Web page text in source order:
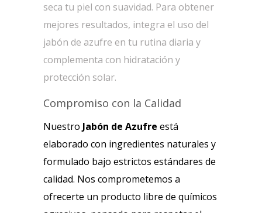
seca tu piel con suavidad. Para obtener
mejores resultados, integra el uso del
jabón de azufre en tu rutina diaria y
complementa con hidratación y
protección solar.
Compromiso con la Calidad
Nuestro Jabón de Azufre está
elaborado con ingredientes naturales y
formulado bajo estrictos estándares de
calidad. Nos comprometemos a
ofrecerte un producto libre de químicos